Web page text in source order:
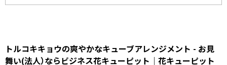
トルコキキョウの爽やかなキューブアレンジメント - お見
舞い(法人）ならビジネス花キューピット｜花キューピット